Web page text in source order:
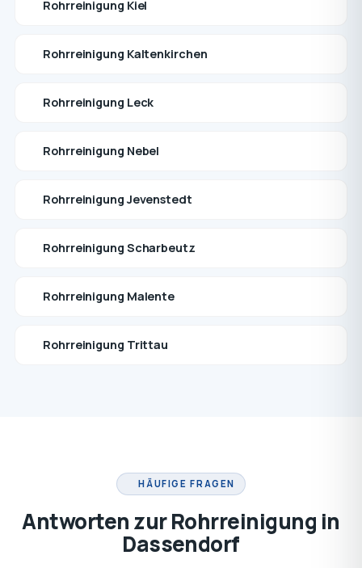
Rohrreinigung Kiel
Rohrreinigung Kaltenkirchen
Rohrreinigung Leck
Rohrreinigung Nebel
Rohrreinigung Jevenstedt
Rohrreinigung Scharbeutz
Rohrreinigung Malente
Rohrreinigung Trittau
HÄUFIGE FRAGEN
Antworten zur Rohrreinigung in
Dassendorf